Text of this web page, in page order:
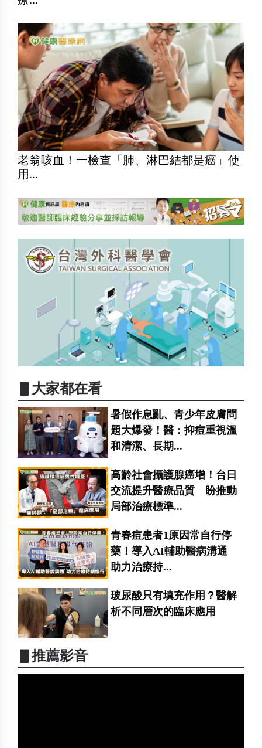
老翁咳血！一檢查「肺、淋巴結都是癌」使
用...
▋大家都在看
暑假作息亂、青少年皮膚問
題大爆發！醫：抑痘重視溫
和清潔、長期...
高齡社會攝護腺癌增！台日
交流提升醫療品質 盼推動
局部治療標準...
青春痘患者1原因常自行停
藥！導入AI輔助醫病溝通
助力治療持...
玻尿酸只有填充作用？醫解
析不同層次的臨床應用
▋推薦影音